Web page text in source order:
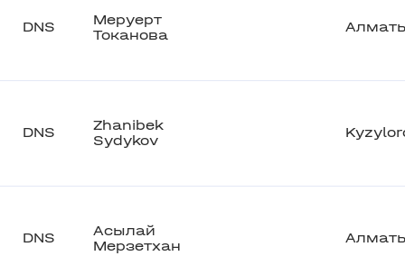
DNS
Меруерт
Токанова
DNS
Zhanibek
Sydykov
DNS
Асылай
Мерзетхан